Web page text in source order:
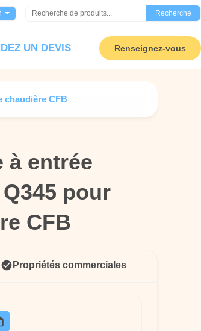
Recherche
UN DEVIS Renseignez-vous
chaudière CFB
à entrée
pour
CFB
à entrée
pour
CFB
Propriétés commerciales